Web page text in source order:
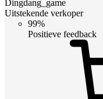
Dingdang_game
Uitstekende verkoper
99%
Positieve feedback